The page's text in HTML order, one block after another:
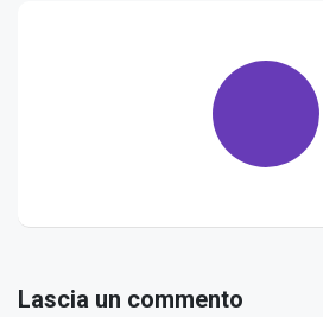
Lascia un commento